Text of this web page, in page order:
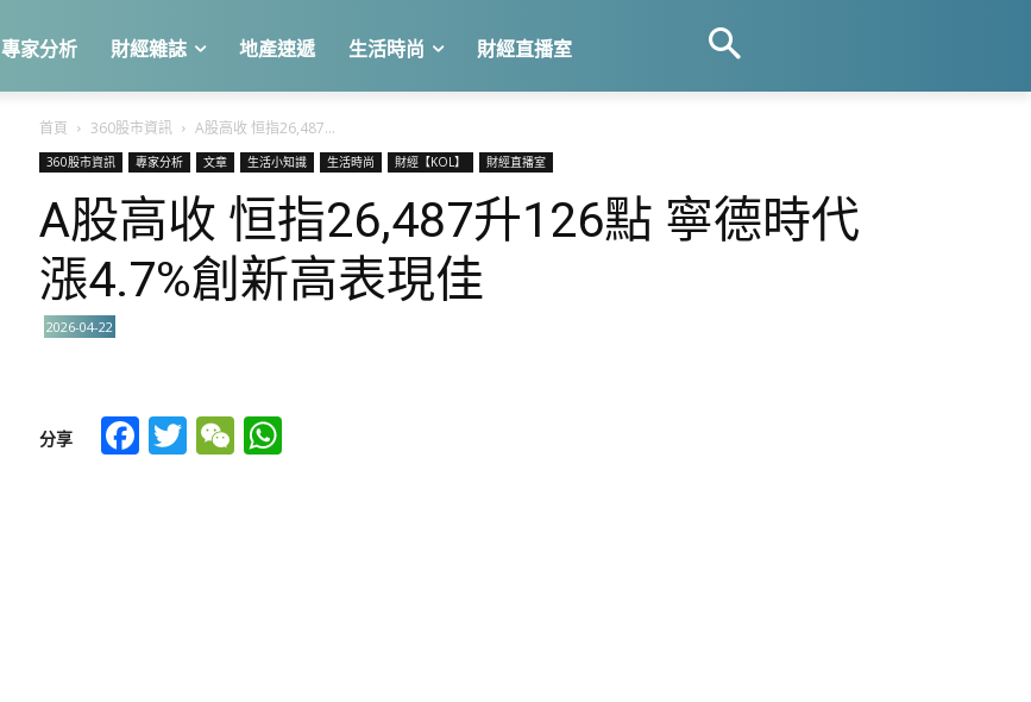
專家分析 財經雜誌 地產速遞 生活時尚 財經直播室
首頁 360股市資訊 A股高收 恒指26,487...
360股市資訊 專家分析 文章 生活小知識 生活時尚 財經【KOL】 財經直播室
A股高收 恒指26,487升126點 寧德時代
漲4.7%創新高表現佳
2026-04-22
分享 Facebook
TwitterWeChat